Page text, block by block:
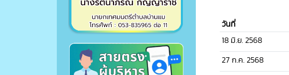
วันที่
18 มิ.ย. 2568
27 ก.ค. 2568